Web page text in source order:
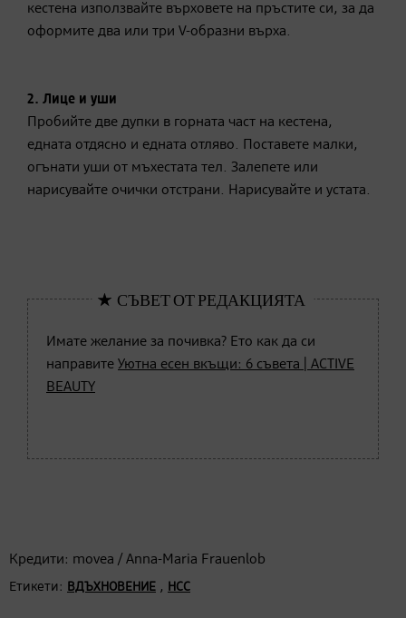
кестена използвайте върховете на пръстите си, за да
оформите два или три V-образни върха.
2. Лице и уши
Пробийте две дупки в горната част на кестена,
едната отдясно и едната отляво. Поставете малки,
огънати уши от мъхестата тел. Залепете или
нарисувайте очички отстрани. Нарисувайте и устата.
Имате желание за почивка? Ето как да си
направите Уютна есен вкъщи: 6 съвета | ACTIVE
BEAUTY
Кредити: movea / Anna-Maria Frauenlob
Етикети: ВДЪХНОВЕНИЕ , НСС